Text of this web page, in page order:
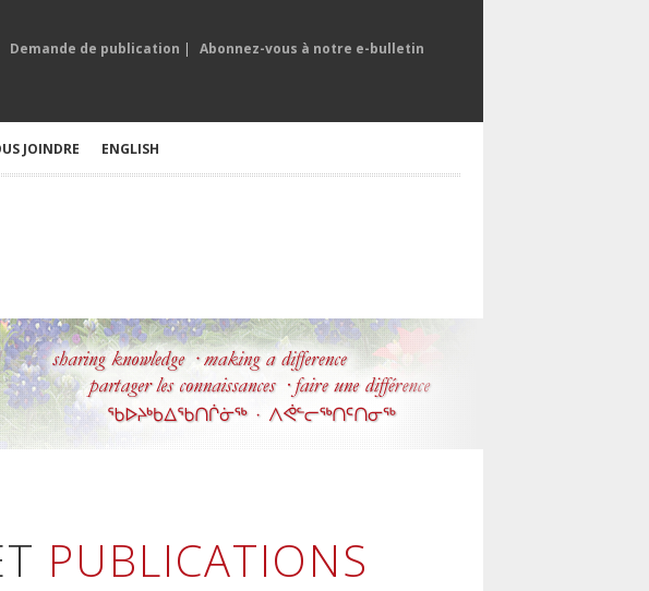
Demande de publication | Abonnez-vous à notre e-bulletin
JOINDRE ENGLISH
PUBLICATIONS